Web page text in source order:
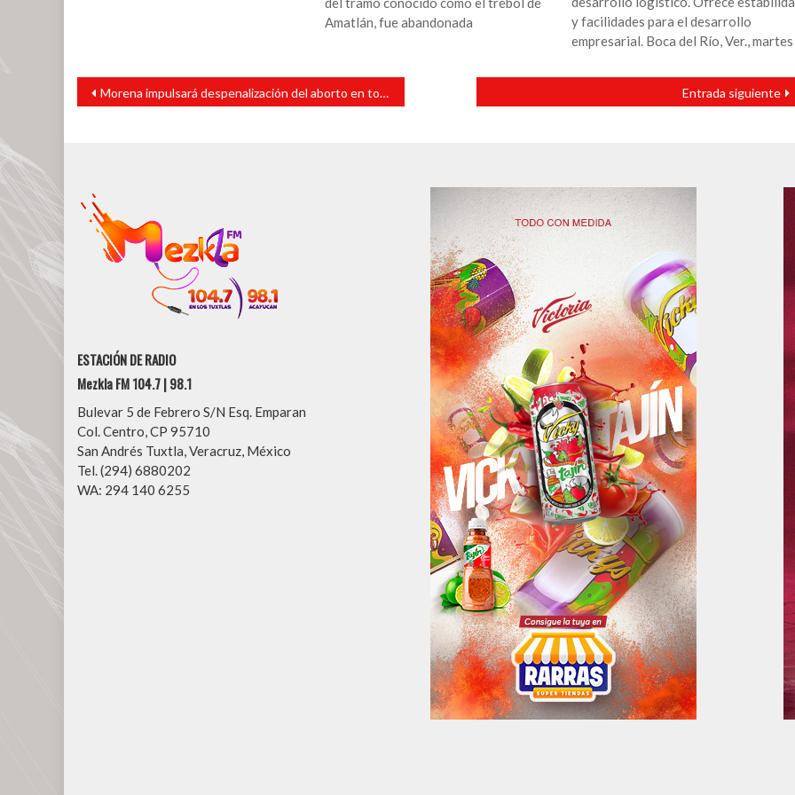
Amatlán, fue abandonada
y facilidades para el desarrollo
empresarial. Boca del Río, Ver., martes
Navegación
entradas
Morena impulsará despenalización del aborto en todo el país Entrada siguiente
ESTACIÓN DE RADIO
Mezkla FM 104.7 | 98.1
Bulevar 5 de Febrero S/N Esq. Emparan
Col. Centro, CP 95710
San Andrés Tuxtla, Veracruz, México
Tel. (294) 6880202
WA: 294 140 6255